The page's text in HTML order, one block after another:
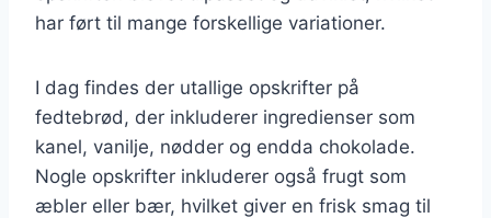
har ført til mange forskellige variationer.
I dag findes der utallige opskrifter på
fedtebrød, der inkluderer ingredienser som
kanel, vanilje, nødder og endda chokolade.
Nogle opskrifter inkluderer også frugt som
æbler eller bær, hvilket giver en frisk smag til